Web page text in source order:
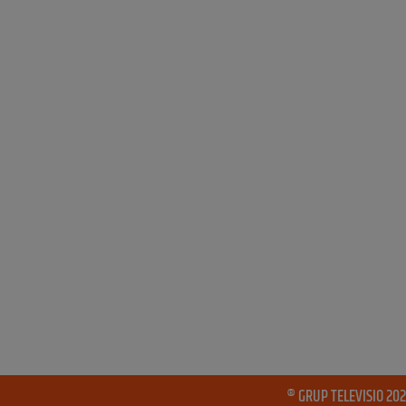
® GRUP TELEVISIO